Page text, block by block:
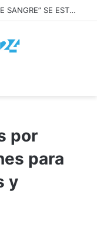
LA PELÍCULA “MALVINAS: LEGADO DE SANGRE” SE ESTRENARÁ EN PRIME VIDEO
por
para
y